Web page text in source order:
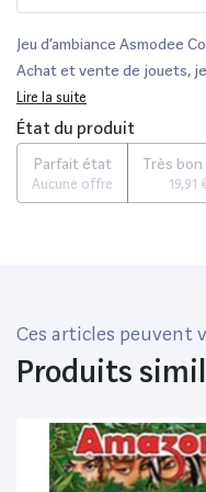
Jeu d’ambiance Asmodee
Achat et vente de jouets,
Découvrez les Univers
les grandes marques de
Laren, Babybjörn...
Lire la suite
État du produit
Parfait état
Aucune offre
Très
19,91
Ces articles peuvent
Produits